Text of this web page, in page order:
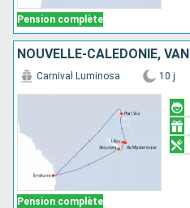
Pension complète
Pension complète
Carnival Luminosa 10 j